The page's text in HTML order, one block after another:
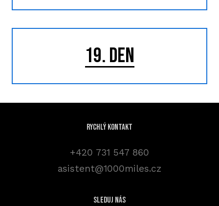
19. DEN
Rychlý kontakt
+420 731 547 860
asistent@1000miles.cz
sleduj nás